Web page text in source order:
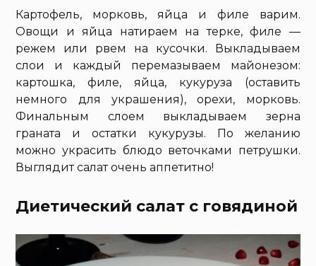
Картофель, морковь, яйца и филе варим.
Овощи и яйца натираем на терке, филе —
режем или рвем на кусочки. Выкладываем
слои и каждый перемазываем майонезом:
картошка, филе, яйца, кукуруза (оставить
немного для украшения), орехи, морковь.
Финальным слоем выкладываем зерна
граната и остатки кукурузы. По желанию
можно украсить блюдо веточками петрушки.
Выглядит салат очень аппетитно!
Диетический салат с говядиной